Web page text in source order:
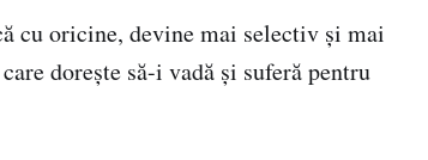
cu oricine, devine mai selectiv și mai
dorește să-i vadă și suferă pentru